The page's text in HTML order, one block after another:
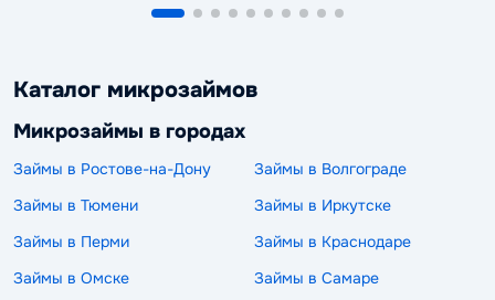
Каталог микрозаймов
Микрозаймы в городах
Займы в Ростове-на-Дону
Займы в Волгограде
Займы в Тюмени
Займы в Иркутске
Займы в Перми
Займы в Краснодаре
Займы в Омске
Займы в Самаре